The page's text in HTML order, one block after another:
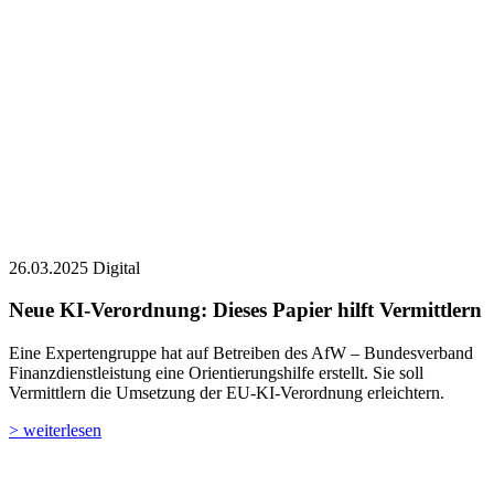
Finanzdienstleistung eine Orientierungshilfe erstellt. Sie soll